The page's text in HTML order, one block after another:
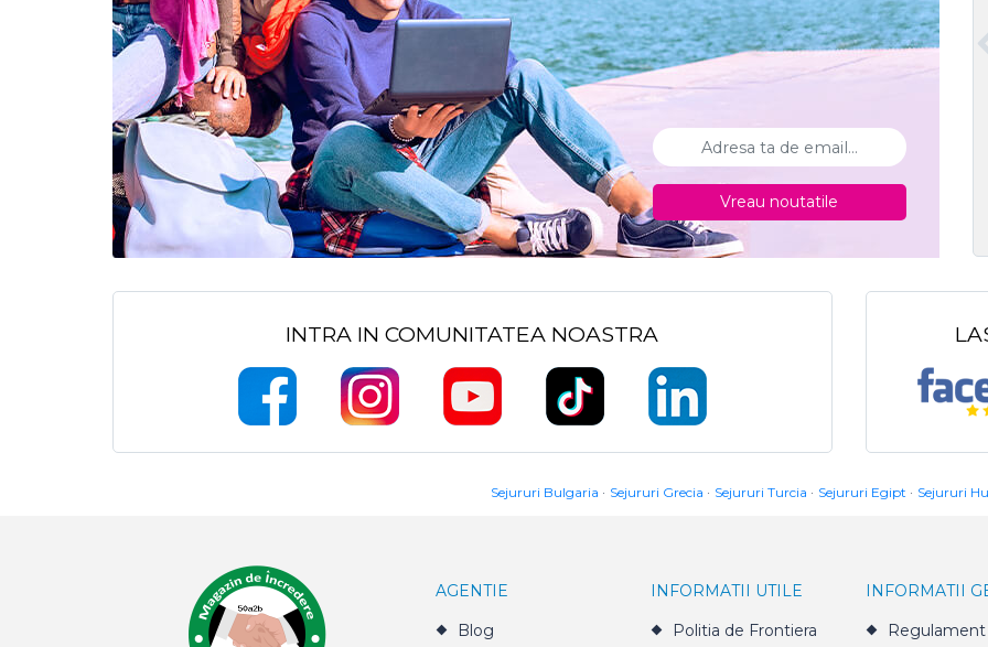
Vreau noutatile
INTRA IN COMUNITATEA NOASTRA
Sejururi Bulgaria Sejururi Grecia Sejururi Turcia Sejururi Egipt Sejururi
AGENTIE
Blog
INFORMATII UTILE
Politia de Frontiera
INFORMATII
Regulament